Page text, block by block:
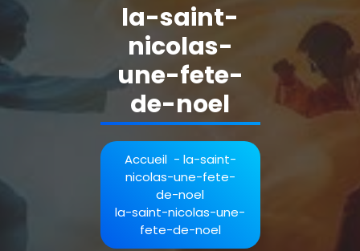
la-saint-
nicolas-
une-fete-
de-noel
Accueil- la-saint-
nicolas-une-fete-
de-noel
la-saint-nicolas-une-
fete-de-noel